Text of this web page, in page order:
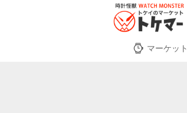
マーケット